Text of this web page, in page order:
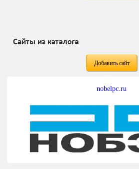
Сайты из каталога
Добавить сайт
nobelpc.ru